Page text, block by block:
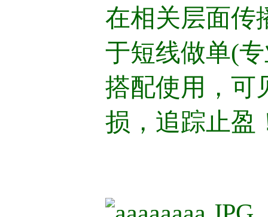
在相关层面传
于短线做单(
搭配使用，可
损，追踪止盈